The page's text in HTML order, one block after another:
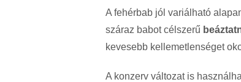
A fehérbab jól variálható
száraz babot célszerű
kevesebb kellemetlenséget
A konzerv változat is